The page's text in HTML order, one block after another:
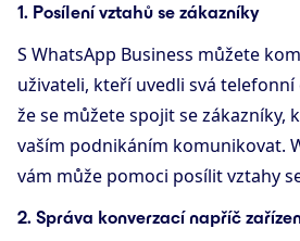
1. Posílení vztahů se zákazníky
S WhatsApp Business můžete
uživateli, kteří uvedli svá telefonní
že se můžete spojit se zákazníky,
vaším podnikáním komunikovat.
vám může pomoci posílit vztahy
2. Správa konverzací napříč